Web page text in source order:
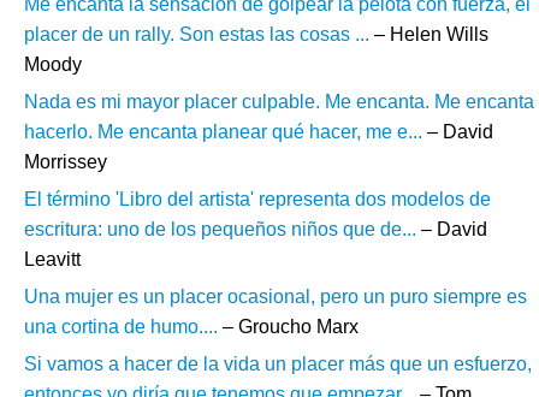
Me encanta la sensación de golpear la pelota con fuerza, el
placer de un rally. Son estas las cosas ... – Helen Wills
Moody
Nada es mi mayor placer culpable. Me encanta. Me encanta
hacerlo. Me encanta planear qué hacer, me e... – David
Morrissey
El término 'Libro del artista' representa dos modelos de
escritura: uno de los pequeños niños que de... – David
Leavitt
Una mujer es un placer ocasional, pero un puro siempre es
una cortina de humo.... – Groucho Marx
Si vamos a hacer de la vida un placer más que un esfuerzo,